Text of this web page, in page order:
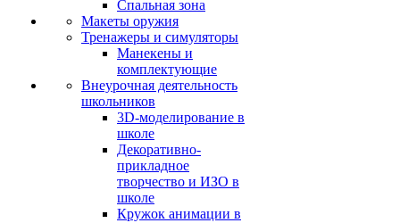
Спальная зона
Макеты оружия
Тренажеры и симуляторы
Манекены и
комплектующие
Внеурочная деятельность
школьников
3D-моделирование в
школе
Декоративно-
прикладное
творчество и ИЗО в
школе
Кружок анимации в